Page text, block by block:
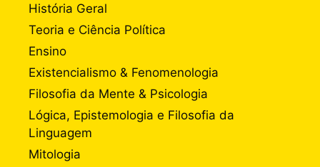
História Geral
Teoria e Ciência Política
Ensino
Existencialismo & Fenomenologia
Filosofia da Mente & Psicologia
Lógica, Epistemologia e Filosofia da
Linguagem
Mitologia